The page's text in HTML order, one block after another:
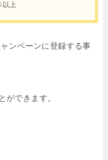
以上
ンペーンに登録する事
ができます。